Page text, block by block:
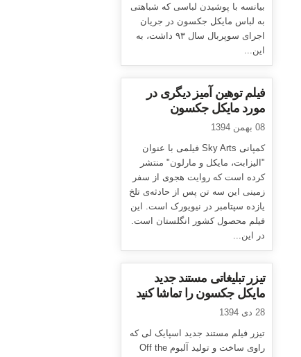
بیانسه با پوشیدن لباسی که شباهتی
به لباس مایکل جکسون در جریان
اجرای سوپربال سال ۹۳ داشت، به
این...
فیلم توهین آمیز دیگری در
مورد مایکل جکسون
08 بهمن 1394
کمپانی Sky Arts فیلمی با عنوان
"الیزابت، مایکل و مارلون" منتشر
کرده است که روایت هجوی از سفر
زمینی این سه تن پس از حادثه‌ی تلخ
یازده سپتامبر در نیویورک است. این
فیلم محصول کشور انگلستان است.
در این...
تیزر تبلیغاتی مستند جدید
مایکل جکسون را تماشا کنید
28 دی 1394
تیزر فیلم مستند جدید اسپایک لی که
راوی ساخت و تولید آلبوم Off the